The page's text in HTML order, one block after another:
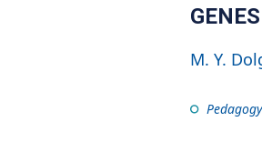
M. Y.
Pedagogy